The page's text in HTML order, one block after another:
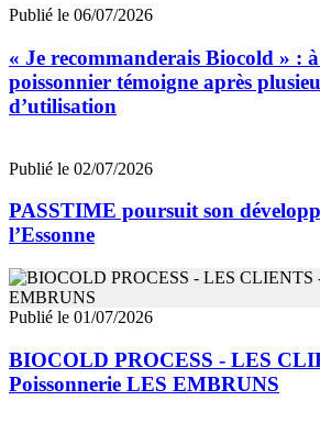
Publié le 06/07/2026
« Je recommanderais Biocold » :
poissonnier témoigne après
d’utilisation
Publié le 02/07/2026
PASSTIME poursuit son
l’Essonne
Publié le 01/07/2026
BIOCOLD PROCESS - LES
Poissonnerie LES EMBRUNS